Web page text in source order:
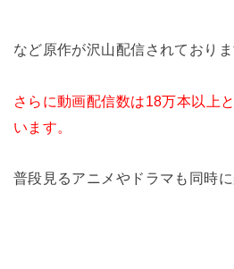
など原作が沢山配信されておりま
さらに動画配信数は18万本以上
います。
普段見るアニメやドラマも同時